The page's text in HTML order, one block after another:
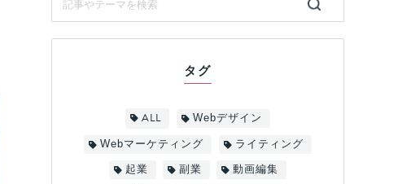
タグ
ALL Webデザイン
Webマーケティング ライティング
起業 副業 動画編集